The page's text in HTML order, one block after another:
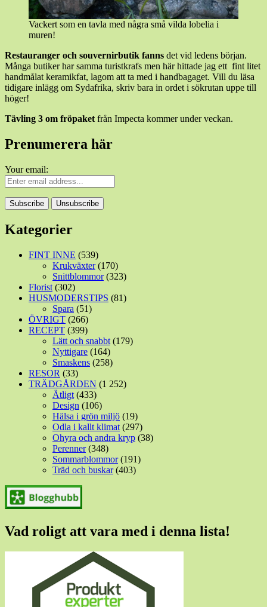
Vackert som en tavla med några små vilda lobelia i
muren!
Restauranger och souvernirbutik fanns det vid ledens början.
Många butiker har samma turistkrafs men här hittade jag ett fint litet
handmålat keramikfat, lagom att ta med i handbagaget. Vill du läsa
tidigare inlägg om Sydafrika, skriv bara in ordet i sökrutan uppe till
höger!
Tävling 3 om fröpaket från Impecta kommer under veckan.
Prenumerera här
Your email:
Kategorier
FINT INNE (539)
Krukväxter(170)
Snittblommor(323)
Florist (302)
HUSMODERSTIPS (81)
Spara (51)
ÖVRIGT (266)
RECEPT (399)
Lätt och snabbt (179)
Nyttigare (164)
Smaskens (258)
RESOR (33)
TRÄDGÅRDEN (1 252)
Ätligt (433)
Design (106)
Hälsa i grön miljö (19)
Odla i kallt klimat (297)
Ohyra och andra kryp (38)
Perenner(348)
Sommarblommor(191)
Träd och buskar(403)
Vad roligt att vara med i denna lista!